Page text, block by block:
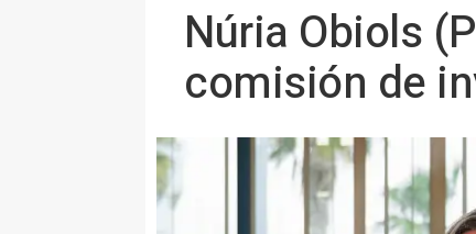
Núria Obiols
comisión de